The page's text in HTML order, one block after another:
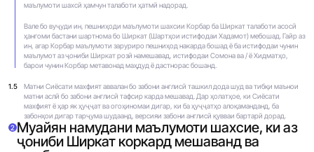
маълумоти шахсӣ ҳамчун талаботи ҳатмӣ надорад.
Вале бо вуҷуди ин, пешниҳоди маълумоти шахсии Корбар ба Ширкат талаботи асосӣ
ҳангоми бастани шартнома бо Ширкат (Шартҳои истифодаи Хадамот) мебошад. Гайр аз
ин, агар Корбар маълумоти заруриро пешниҳод накарда бошад ё ба истифодаи чунин
маълумот аз ҷониби Ширкат розӣ намешавад, истифодаи Сомона ва / ё Хидматҳо,
барои чунин Корбар метавонад маҳдуд ё дастнорас бошанд.
1.5
Матни Сиёсати махфият аввалан бо забони англисӣ ташкил дода шуд ва тибқи маънои
матни аслӣ бо забони англисӣ тафсир карда мешавад. Дар ҳолатҳое, ки Сиёсати
махфият ё ҳар як ҳуҷҷат ва огоҳиномаи дигар, ки ба ҳуҷҷатҳо алоқаманданд, ба
забонҳои дигар тарҷума шудаанд, версияи забони англисӣ қувваи бартарӣ дорад.
2 Муайян намудани маълумоти шахсие, ки аз
ҷониби Ширкат коркард мешаванд ва